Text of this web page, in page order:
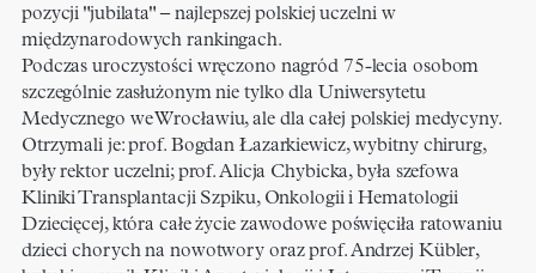
pozycji "jubilata" – najlepszej polskiej uczelni w
międzynarodowych rankingach.
Podczas uroczystości wręczono nagród 75-lecia osobom
szczególnie zasłużonym nie tylko dla Uniwersytetu
Medycznego we Wrocławiu, ale dla całej polskiej medycyny.
Otrzymali je: prof. Bogdan Łazarkiewicz, wybitny chirurg,
były rektor uczelni; prof. Alicja Chybicka, była szefowa
Kliniki Transplantacji Szpiku, Onkologii i Hematologii
Dziecięcej, która całe życie zawodowe poświęciła ratowaniu
dzieci chorych na nowotwory oraz prof. Andrzej Kübler,